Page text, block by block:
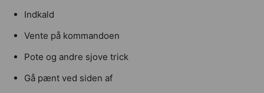
Indkald
Vente på kommandoen
Pote og andre sjove trick
Gå pænt ved siden af